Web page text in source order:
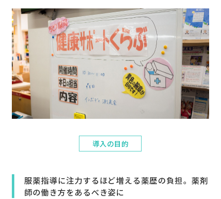
導入の目的
服薬指導に注力するほど増える薬歴の負担。薬剤
師の働き方をあるべき姿に